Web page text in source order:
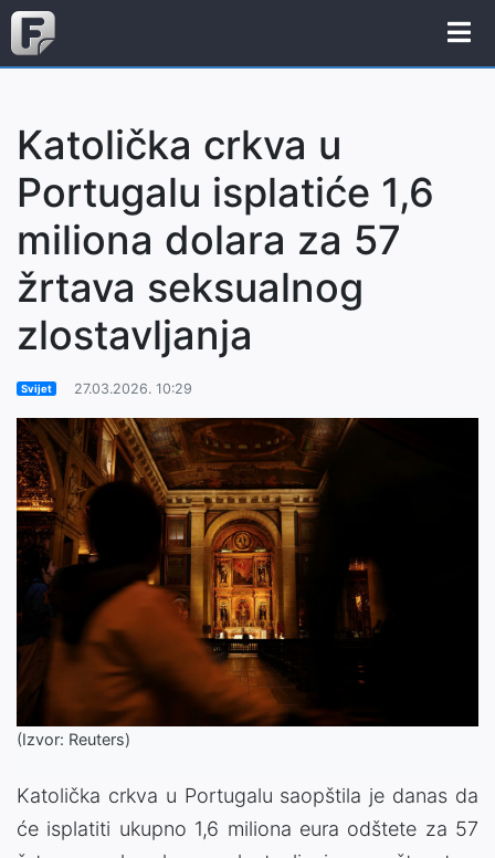
Katolička crkva u
Portugalu isplatiće 1,6
miliona dolara za 57
žrtava seksualnog
zlostavljanja
Svijet 27.03.2026. 10:29
(Izvor: Reuters)
Katolička crkva u Portugalu saopštila je danas da
će isplatiti ukupno 1,6 miliona eura odštete za 57